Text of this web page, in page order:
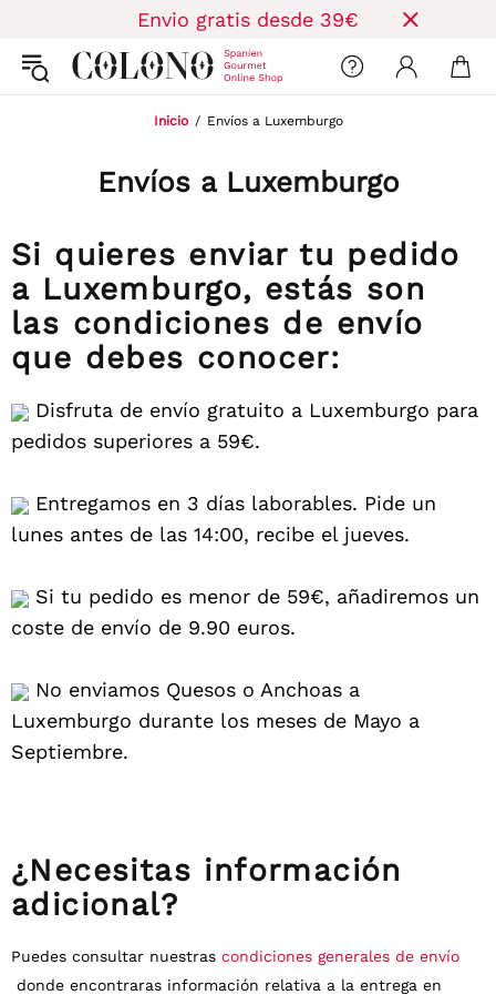
Envio gratis desde 39€
Inicio Envíos a Luxemburgo
Envíos a Luxemburgo
Si quieres enviar tu pedido
a Luxemburgo, estás son
las condiciones de envío
que debes conocer:
Disfruta de envío gratuito a Luxemburgo para
pedidos superiores a 59€.
Entregamos en 3 días laborables. Pide un
lunes antes de las 14:00, recibe el jueves.
Si tu pedido es menor de 59€, añadiremos un
coste de envío de 9.90 euros.
No enviamos Quesos o Anchoas a
Luxemburgo durante los meses de Mayo a
Septiembre.
¿Necesitas información
adicional?
Puedes consultar nuestras condiciones generales de envío
donde encontraras información relativa a la entrega en